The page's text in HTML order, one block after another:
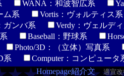
WANA：和波智広系
ム系
Vortis：ヴォルティ
ガンバ系
Verdy：ヴェル
系
Baseball：野球系
Photo/3D：（立体）写真系
系
Computer：コンピュー
Homepage紹介文
適宜